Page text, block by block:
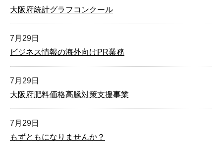
大阪府統計グラフコンクール
7月29日
ビジネス情報の海外向けPR業務
7月29日
大阪府肥料価格高騰対策支援事業
7月29日
もずともになりませんか？